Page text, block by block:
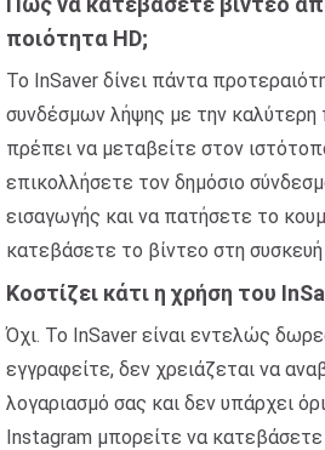
ποιότητα HD;
Το InSaver δίνει πάντα
συνδέσμων λήψης με την
πρέπει να μεταβείτε στον
επικολλήσετε τον δημόσιο
εισαγωγής και να πατήσετε το
κατεβάσετε το βίντεο στη
Κοστίζει κάτι η χρήση του
Όχι. Το InSaver είναι εντελώς
εγγραφείτε, δεν χρειάζεται να
λογαριασμό σας και δεν υπάρχει
Instagram μπορείτε να κατεβάσετε